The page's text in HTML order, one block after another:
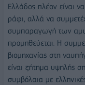
Ελλάδος πλέον είναι
ράφι, αλλά να
συμπαραγωγή των
προμηθεύεται. Η
βιομηχανίας στη
είναι ζήτημα υψηλής
συμβόλαια με